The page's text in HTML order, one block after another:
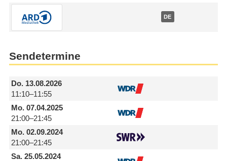
DE
Sendetermine
Do.13.08.2026
11:10–11:55
Mo.07.04.2025
21:00–21:45
Mo.02.09.2024
21:00–21:45
Sa.25.05.2024